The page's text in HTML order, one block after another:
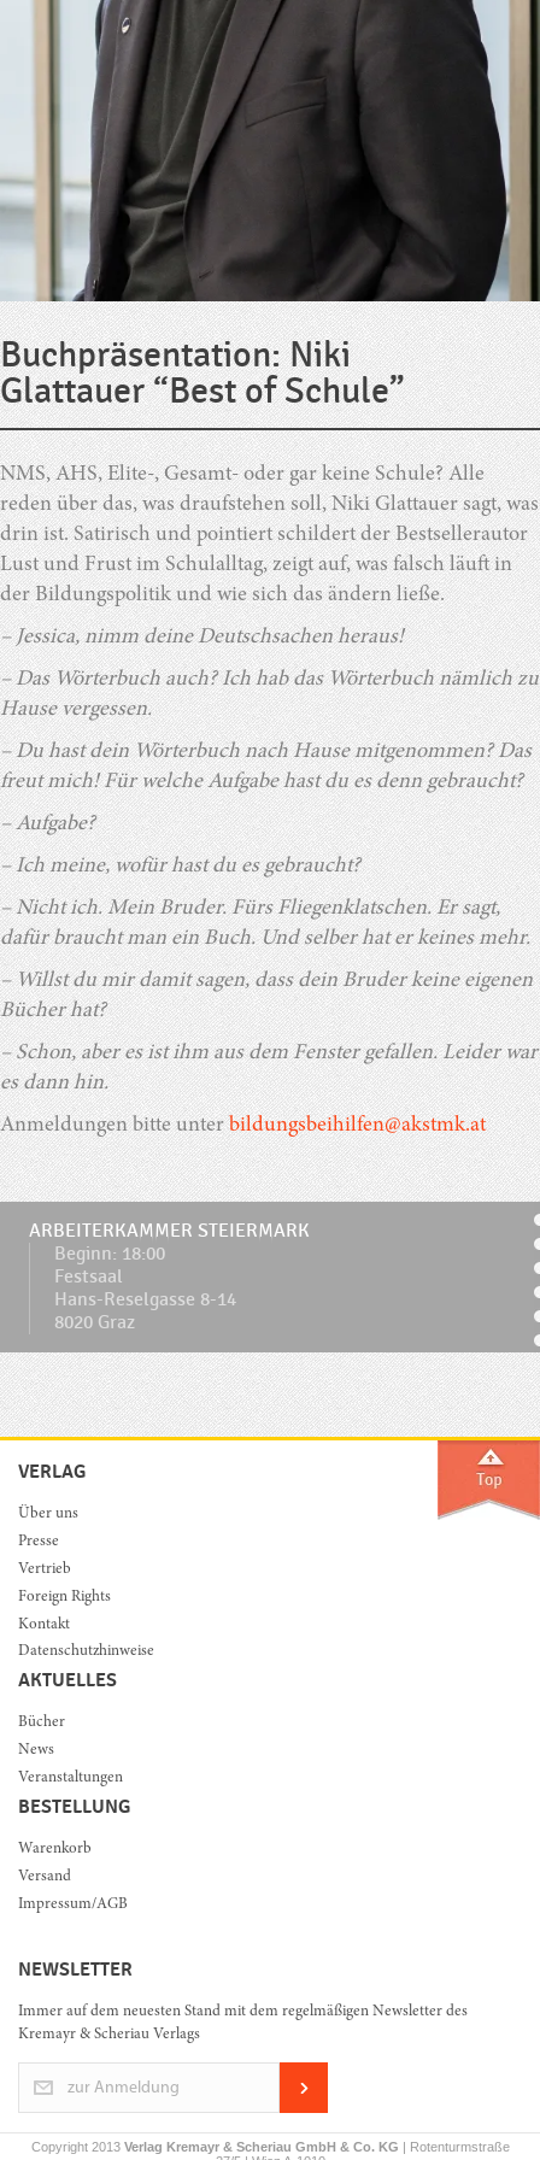
Buchpräsentation: Niki
Glattauer “Best of Schule”
NMS, AHS, Elite-, Gesamt- oder gar keine Schule? Alle
reden über das, was draufstehen soll, Niki Glattauer sagt, was
drin ist. Satirisch und pointiert schildert der Bestsellerautor
Lust und Frust im Schulalltag, zeigt auf, was falsch läuft in
der Bildungspolitik und wie sich das ändern ließe.
– Jessica, nimm deine Deutschsachen heraus!
– Das Wörterbuch auch? Ich hab das Wörterbuch nämlich zu
Hause vergessen.
– Du hast dein Wörterbuch nach Hause mitgenommen? Das
freut mich! Für welche Aufgabe hast du es denn gebraucht?
– Aufgabe?
– Ich meine, wofür hast du es gebraucht?
– Nicht ich. Mein Bruder. Fürs Fliegenklatschen. Er sagt,
dafür braucht manein Buch. Und selber hat er keines mehr.
– Willst du mir damit sagen, dass dein Bruder keine eigenen
Bücher hat?
– Schon, aber es ist ihm aus dem Fenster gefallen. Leider war
es dann hin.
Anmeldungen bitte unterbildungsbeihilfen@akstmk.at
ARBEITERKAMMER STEIERMARK
Beginn: 18:00
Festsaal
Hans-Reselgasse 8-14
8020 Graz
VERLAG
Über uns
Presse
Vertrieb
Foreign Rights
Kontakt
Datenschutzhinweise
AKTUELLES
Bücher
News
Veranstaltungen
BESTELLUNG
Warenkorb
Versand
Impressum/AGB
NEWSLETTER
Immer auf dem neuesten Stand mit dem regelmäßigen Newsletter des
Kremayr & Scheriau Verlags
zur Anmeldung
Copyright 2013 Verlag Kremayr & Scheriau GmbH & Co. KG | Rotenturmstraße